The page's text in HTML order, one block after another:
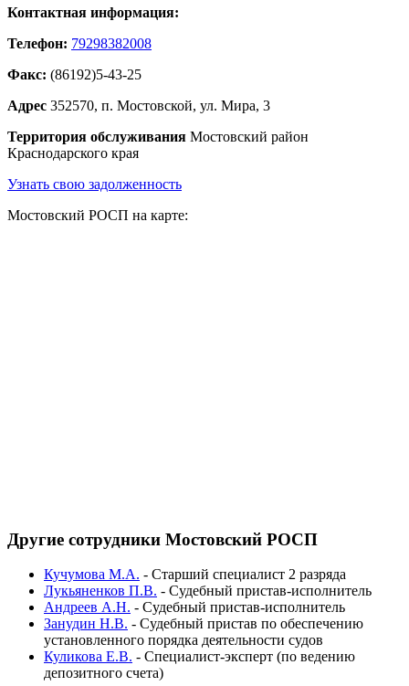
Контактная информация:
Телефон: 79298382008
Факс: (86192)5-43-25
Адрес 352570, п. Мостовской, ул. Мира, 3
Территория обслуживания Мостовский район
Краснодарского края
Узнать свою задолженность
Мостовский РОСП на карте:
Другие сотрудники Мостовский РОСП
Кучумова М.А. - Старший специалист 2 разряда
Лукьяненков П.В. - Судебный пристав-исполнитель
Андреев А.Н. - Судебный пристав-исполнитель
Занудин Н.В. - Судебный пристав по обеспечению
установленного порядка деятельности судов
Куликова Е.В. - Специалист-эксперт (по ведению
депозитного счета)